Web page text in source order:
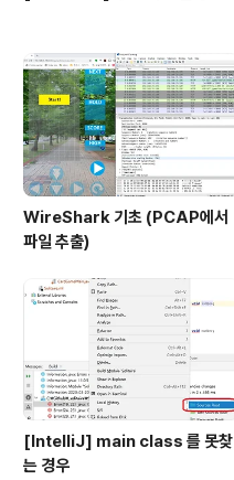
WireShark 기초 (PCAP에서
파일 추출)
[IntelliJ] main class 를 못찾
는 경우